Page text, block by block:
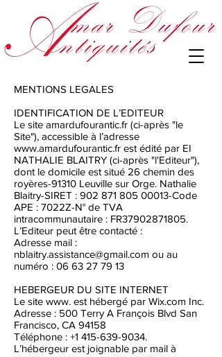
MENTIONS LEGALES
IDENTIFICATION DE L’EDITEUR
Le site amardufourantic.fr (ci-après "le
Site"), accessible à l’adresse
www.amardufourantic.fr est édité par EI
NATHALIE BLAITRY (ci-après "l'Editeur"),
dont le domicile est situé 26 chemin des
royères-91310 Leuville sur Orge. Nathalie
Blaitry-SIRET : 902 871 805 00013-Code
APE : 7022Z-N° de TVA
intracommunautaire : FR37902871805.
L’Editeur peut être contacté :
Adresse mail :
nblaitry.assistance@gmail.com ou au
numéro : 06 63 27 79 13
HEBERGEUR DU SITE INTERNET
Le site www. est hébergé par Wix.com Inc.
Adresse : 500 Terry A François Blvd San
Francisco, CA 94158
Téléphone : +1 415-639-9034.
L’hébergeur est joignable par mail à